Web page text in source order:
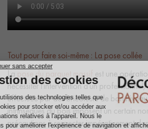
Tout pour faire soi-même : La pose collée
La
pose du parquet massif est une
nécessiter l'intervention d'un professionnel,
effectuée par des bricoleurs de bon
intrinsèques du bois imposent un certain
précautions à respecter impérativement